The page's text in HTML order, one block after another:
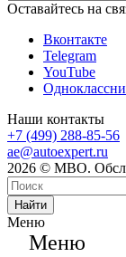
Оставайтесь на
Вконтакте
Telegram
YouTube
Наши контакты
+7 (499) 288-85-56
ae@autoexpert.ru
2026 © МВО.
Найти
Меню
Меню